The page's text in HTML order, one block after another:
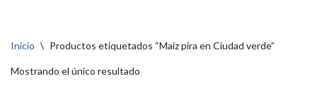
Inicio \ Productos etiquetados “Maíz pira en Ciudad verde”
Mostrando el único resultado